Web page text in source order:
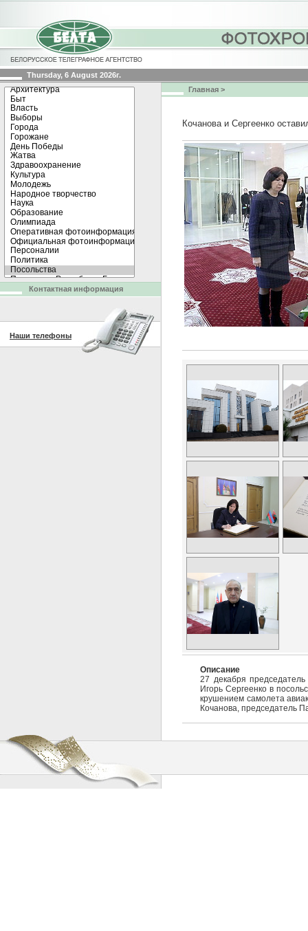
Thursday, 6 August 2026г.
Главная >
Кочанова и Сергеенко
Описание
27 декабря
Игорь Сергеенко в
крушением самолета
Кочанова, председатель
Контактная информация
Наши телефоны